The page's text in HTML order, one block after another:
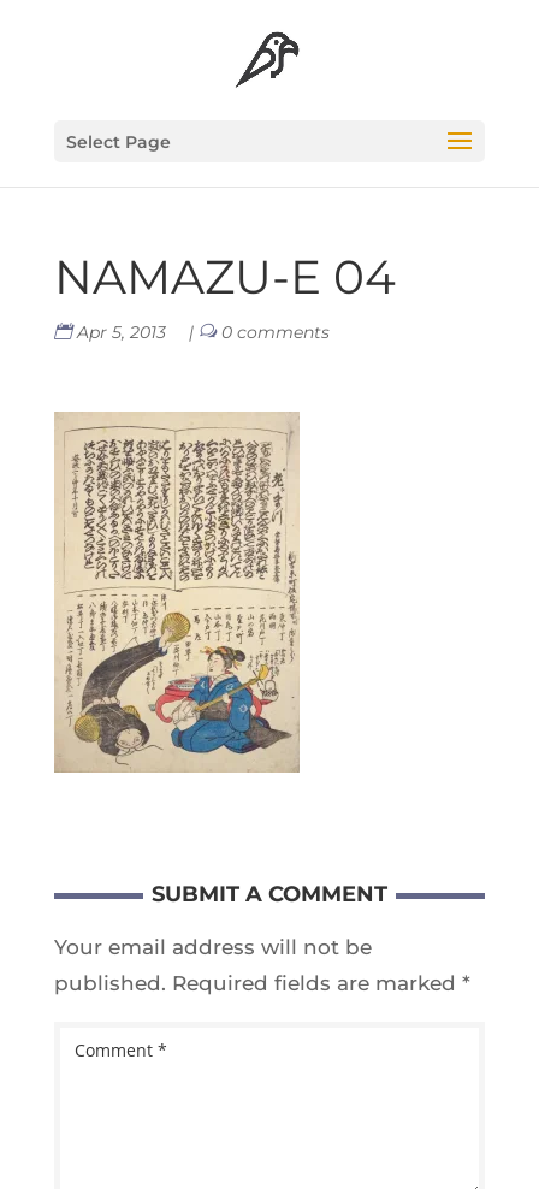
Select Page
NAMAZU‑E 04
Apr 5, 2013 | 0 comments
SUBMIT A COMMENT
Your email address will not be
published. Required fields are marked *